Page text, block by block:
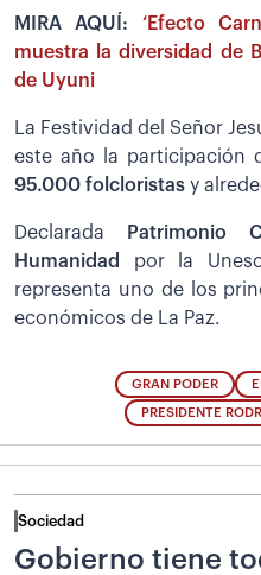
MIRA AQUÍ: ‘Efecto
muestra la diversidad de
de Uyuni
La Festividad del Señor
este año la participación
95.000 folcloristas y
Declarada Patrimonio
Humanidad
por la
representa uno de los
económicos de La Paz.
GRAN PODER
PRESIDENTE
Sociedad
Gobierno tiene